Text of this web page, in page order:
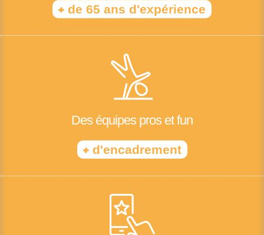
+ de 65 ans d'expérience
Des équipes pros et fun
+d'encadrement